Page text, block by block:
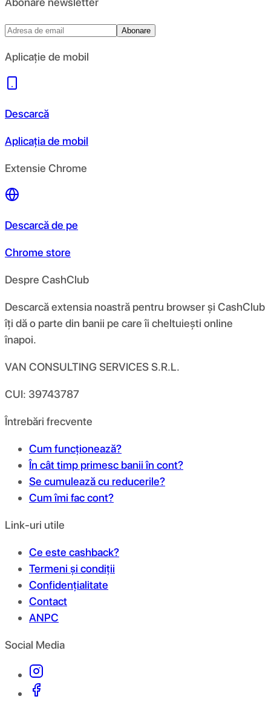
Abonare
Aplicație de mobil
Descarcă
Aplicația de mobil
Extensie Chrome
Descarcă de pe
Chrome store
Despre CashClub
Descarcă extensia noastră pentru browser și CashClub
îți dă o parte din banii pe care îi cheltuiești online
înapoi.
VAN CONSULTING SERVICES S.R.L.
CUI: 39743787
Întrebări frecvente
Cum funcționează?
În cât timp primesc banii în cont?
Se cumulează cu reducerile?
Cum îmi fac cont?
Link-uri utile
Ce este cashback?
Termeni și condiții
Confidențialitate
Contact
ANPC
Social Media